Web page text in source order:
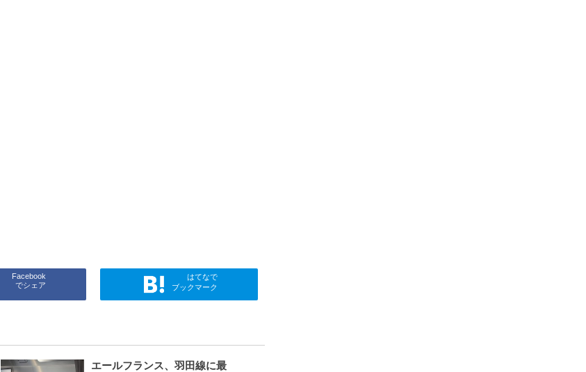
Facebook
でシェア
はてなで
ブックマーク
エールフランス、羽田線に最